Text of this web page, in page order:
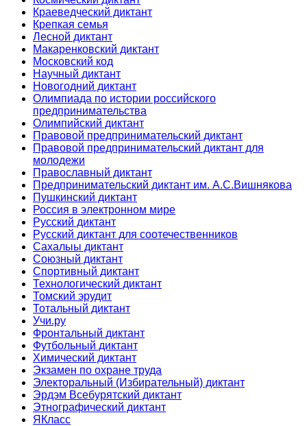
Краеведческий диктант
Крепкая семья
Лесной диктант
Макаренковский диктант
Московский код
Научный диктант
Новогодний диктант
Олимпиада по истории российского
предпринимательства
Олимпийский диктант
Правовой предпринимательский диктант
Правовой предпринимательский диктант для
молодежи
Православный диктант
Предпринимательский диктант им. А.С.Вишнякова
Пушкинский диктант
Россия в электронном мире
Русский диктант
Русский диктант для соотечественников
Сахалыы диктант
Союзный диктант
Спортивный диктант
Технологический диктант
Томский эрудит
Тотальный диктант
Учи.ру
Фронтальный диктант
Футбольный диктант
Химический диктант
Экзамен по охране труда
Электоральный (Избирательный) диктант
Эрдэм Всебурятский диктант
Этнографический диктант
ЯКласс